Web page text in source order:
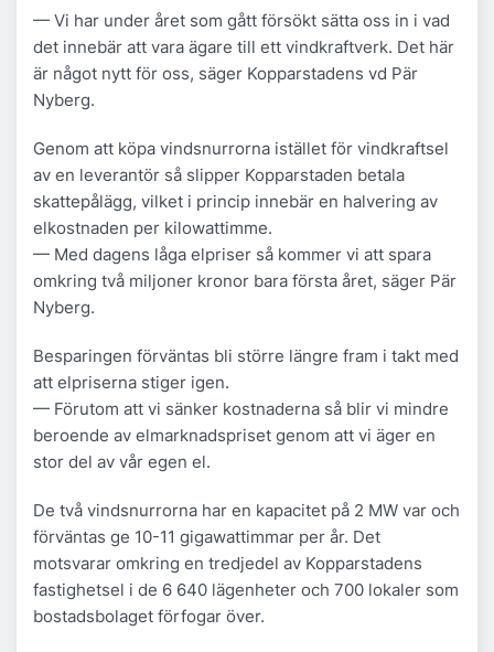
— Vi har under året som gått försökt sätta oss in i vad
det innebär att vara ägare till ett vindkraftverk. Det här
är något nytt för oss, säger Kopparstadens vd Pär
Nyberg.
Genom att köpa vindsnurrorna istället för vindkraftsel
av en leverantör så slipper Kopparstaden betala
skattepålägg, vilket i princip innebär en halvering av
elkostnaden per kilowattimme.
— Med dagens låga elpriser så kommer vi att spara
omkring två miljoner kronor bara första året, säger Pär
Nyberg.
Besparingen förväntas bli större längre fram i takt med
att elpriserna stiger igen.
— Förutom att vi sänker kostnaderna så blir vi mindre
beroende av elmarknadspriset genom att vi äger en
stor del av vår egen el.
De två vindsnurrorna har en kapacitet på 2 MW var och
förväntas ge 10-11 gigawattimmar per år. Det
motsvarar omkring en tredjedel av Kopparstadens
fastighetsel i de 6 640 lägenheter och 700 lokaler som
bostadsbolaget förfogar över.